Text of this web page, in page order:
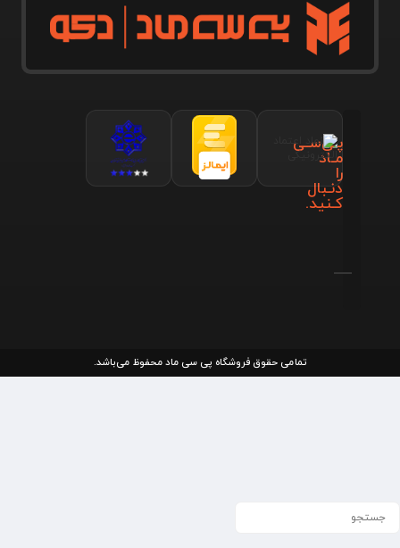
پـی‌سـی
مـاد
را
دنـبال
کـنید.
تمامی حقوق فروشگاه پی سی ماد محفوظ می‌باشد.